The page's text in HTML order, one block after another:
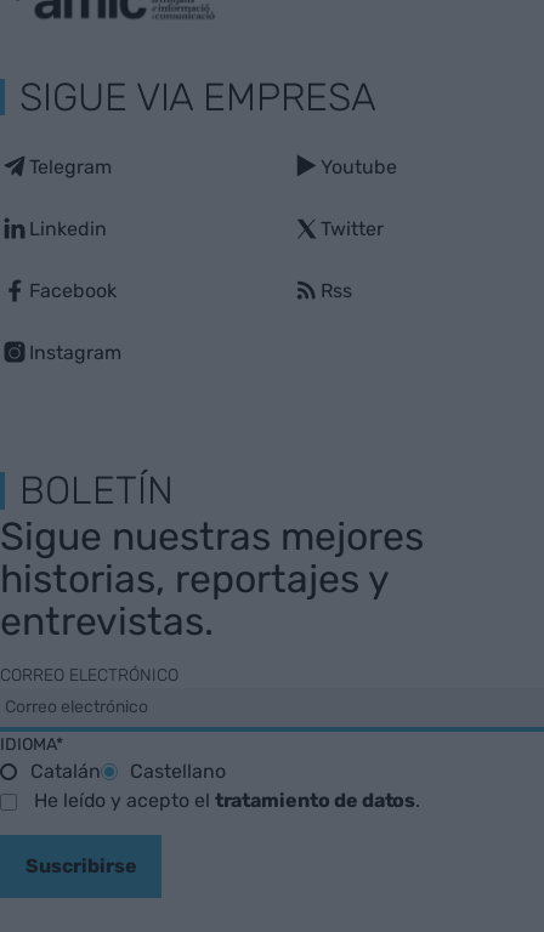
SIGUE VIA EMPRESA
Telegram
Linkedin
Facebook
Instagram
Youtube
Twitter
Rss
BOLETÍN
Sigue nuestras mejores
historias, reportajes y
entrevistas.
CORREO ELECTRÓNICO
IDIOMA*
Catalán
Castellano
He leído y acepto el tratamiento de datos.
Suscribirse